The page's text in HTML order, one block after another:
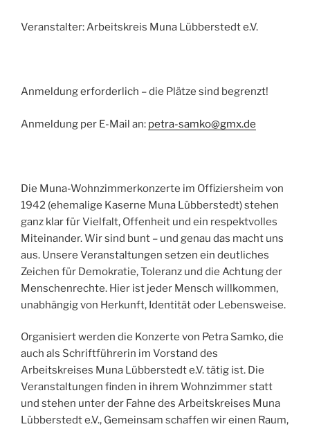
Veranstalter: Arbeitskreis Muna Lübberstedt e.V.
Anmeldung erforderlich – die Plätze sind begrenzt!
Anmeldung per E-Mail an: petra-samko@gmx.de
Die Muna-Wohnzimmerkonzerte im Offiziersheim von
1942 (ehemalige Kaserne Muna Lübberstedt) stehen
ganz klar für Vielfalt, Offenheit und ein respektvolles
Miteinander. Wir sind bunt – und genau das macht uns
aus. Unsere Veranstaltungen setzen ein deutliches
Zeichen für Demokratie, Toleranz und die Achtung der
Menschenrechte. Hier ist jeder Mensch willkommen,
unabhängig von Herkunft, Identität oder Lebensweise.
Organisiert werden die Konzerte von Petra Samko, die
auch als Schriftführerin im Vorstand des
Arbeitskreises Muna Lübberstedt e.V. tätig ist. Die
Veranstaltungen finden in ihrem Wohnzimmer statt
und stehen unter der Fahne des Arbeitskreises Muna
Lübberstedt e.V., Gemeinsam schaffen wir einen Raum,